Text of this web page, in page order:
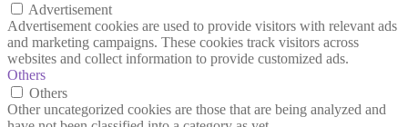
Advertisement
Advertisement cookies are used to provide visitors with relevant ads
and marketing campaigns. These cookies track visitors across
websites and collect information to provide customized ads.
Others
Others
Other uncategorized cookies are those that are being analyzed and